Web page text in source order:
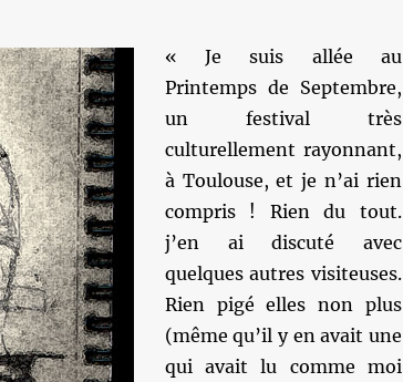
« Je suis allée au
Printemps de Septembre,
un festival très
culturellement rayonnant,
à Toulouse, et je n’ai rien
compris ! Rien du tout.
j’en ai discuté avec
quelques autres visiteuses.
Rien pigé elles non plus
(même qu’il y en avait une
qui avait lu comme moi